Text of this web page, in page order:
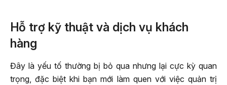
Hỗ trợ kỹ thuật và dịch vụ khách
hàng
Đây là yếu tố thường bị bỏ qua nhưng lại cực kỳ quan
trọng, đặc biệt khi bạn mới làm quen với việc quản trị